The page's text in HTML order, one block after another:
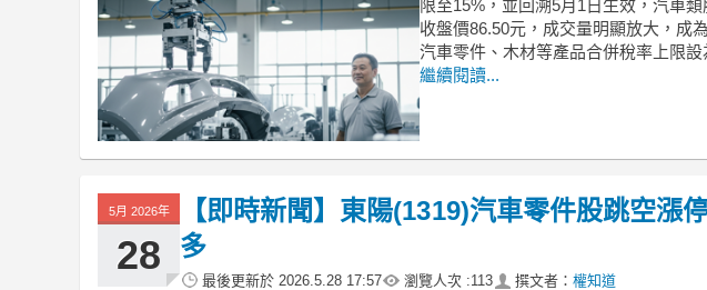
限至15%，並回溯5月1日生效，汽車
收盤價86.50元，成交量明顯放大，成
汽車零件、木材等產品合併稅率上限設
繼續閱讀...
5月 2026年
28
【即時新聞】東陽(1319)汽車零件股跳空漲
多
最後更新於 2026.5.28 17:57 瀏覽人次 :113 撰文者： 權知道